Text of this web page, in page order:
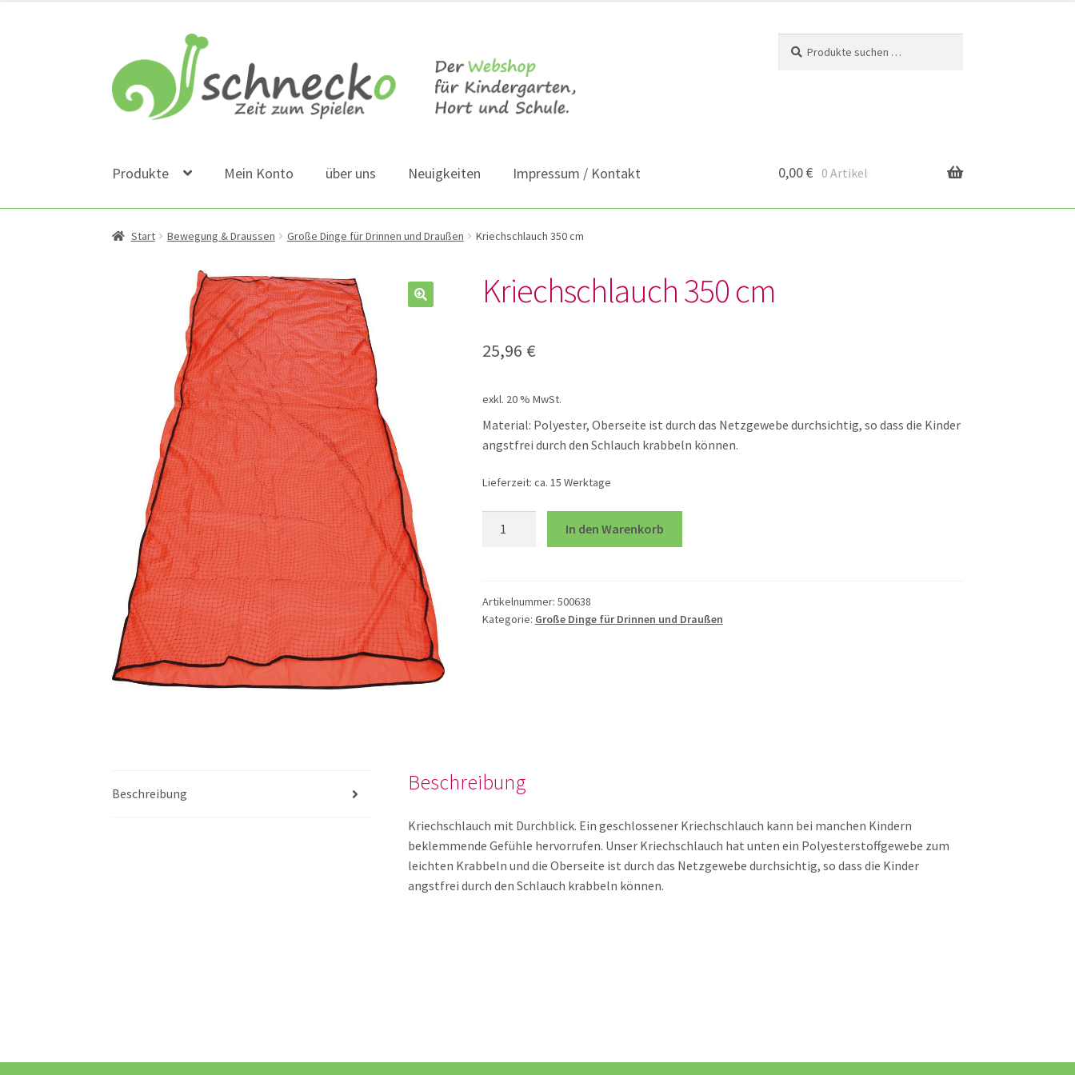
Navigation
springen
Inhalt
springen
nach:
Produkte Mein Konto über uns Neuigkeiten Impressum / Kontakt 0,00€ 0 Artikel
Start Bewegung & Draussen Große Dinge für Drinnen und Draußen Kriechschlauch 350 cm
Kriechschlauch 350 cm
25,96 €
exkl. 20 % MwSt.
Material: Polyester, Oberseite ist durch das Netzgewebe durchsichtig, so dass die Kinder
angstfrei durch den Schlauch krabbeln können.
Lieferzeit: ca. 15 Werktage
In den Warenkorb
Artikelnummer: 500638
Kategorie: Große Dinge für Drinnen und Draußen
Beschreibung Beschreibung
Kriechschlauch mit Durchblick. Ein geschlossener Kriechschlauch kann bei manchen Kindern
beklemmende Gefühle hervorrufen. Unser Kriechschlauch hat unten ein Polyesterstoffgewebe zum
leichten Krabbeln und die Oberseite ist durch das Netzgewebe durchsichtig, so dass die Kinder
angstfrei durch den Schlauch krabbeln können.